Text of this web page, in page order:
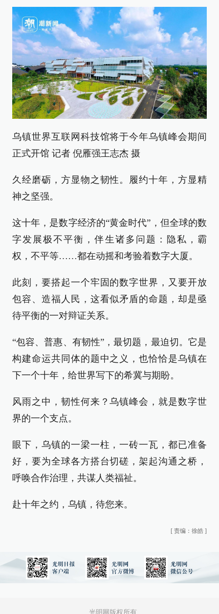
乌镇世界互联网科技馆将于今年乌镇峰会期间
正式开馆 记者 倪雁强王志杰 摄
久经磨砺，方显物之韧性。履约十年，方显精
神之坚强。
这十年，是数字经济的“黄金时代”，但全球的数
字发展极不平衡，伴生诸多问题：隐私，霸
权，不平等……都在动摇和考验着数字大厦。
此刻，要搭起一个牢固的数字世界，又要开放
包容、造福人民，这看似矛盾的命题，却是亟
待平衡的一对辩证关系。
“包容、普惠、有韧性”，最切题，最迫切。它是
构建命运共同体的题中之义，也恰恰是乌镇在
下一个十年，给世界写下的希冀与期盼。
风雨之中，韧性何来？乌镇峰会，就是数字世
界的一个支点。
眼下，乌镇的一梁一柱，一砖一瓦，都已准备
好，要为全球各方搭台切磋，架起沟通之桥，
呼唤合作治理，共谋人类福祉。
赴十年之约，乌镇，待您来。
[ 责编：徐皓 ]
光明网版权所有